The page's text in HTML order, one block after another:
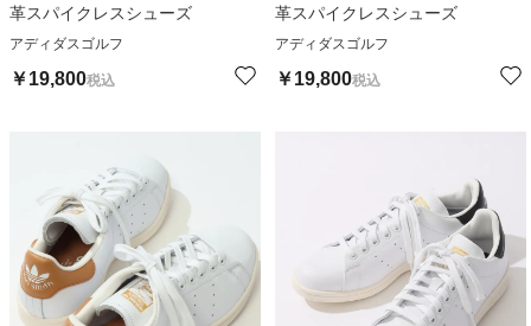
革スパイクレスシューズ
アディダスゴルフ
￥19,800税込
革スパイクレスシューズ
アディダスゴルフ
￥19,800税込